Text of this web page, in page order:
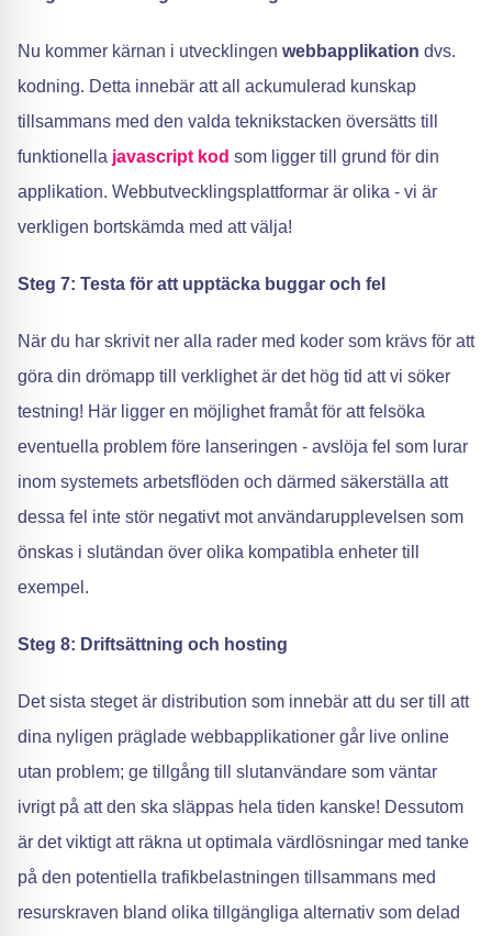
Nu kommer kärnan i utvecklingen webbapplikation dvs.
kodning. Detta innebär att all ackumulerad kunskap
tillsammans med den valda teknikstacken översätts till
funktionella javascript kod som ligger till grund för din
applikation. Webbutvecklingsplattformar är olika - vi är
verkligen bortskämda med att välja!
Steg 7: Testa för att upptäcka buggar och fel
När du har skrivit ner alla rader med koder som krävs för att
göra din drömapp till verklighet är det hög tid att vi söker
testning! Här ligger en möjlighet framåt för att felsöka
eventuella problem före lanseringen - avslöja fel som lurar
inom systemets arbetsflöden och därmed säkerställa att
dessa fel inte stör negativt mot användarupplevelsen som
önskas i slutändan över olika kompatibla enheter till
exempel.
Steg 8: Driftsättning och hosting
Det sista steget är distribution som innebär att du ser till att
dina nyligen präglade webbapplikationer går live online
utan problem; ge tillgång till slutanvändare som väntar
ivrigt på att den ska släppas hela tiden kanske! Dessutom
är det viktigt att räkna ut optimala värdlösningar med tanke
på den potentiella trafikbelastningen tillsammans med
resurskraven bland olika tillgängliga alternativ som delad